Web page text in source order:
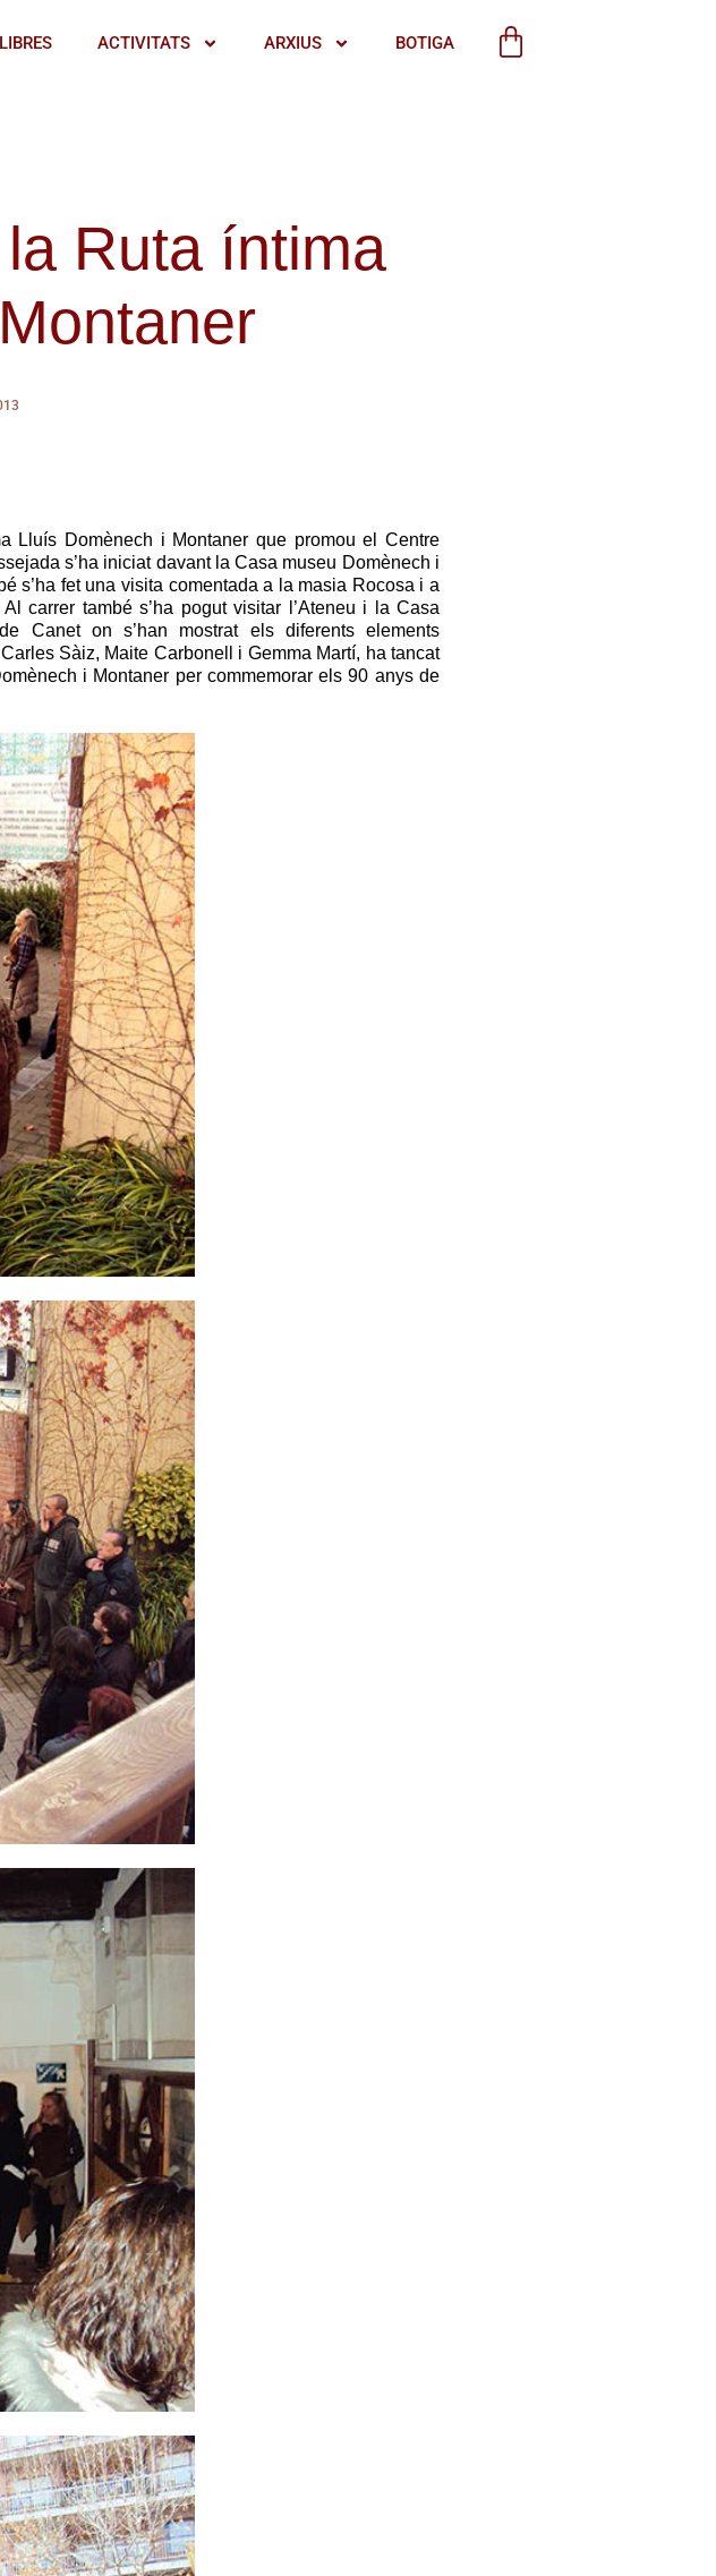
ACTIVITATS ARXIUS BOTIGA
Ruta íntima
Lluís Domènech i Montaner que promou el Centre
s’ha iniciat davant la Casa museu Domènech i
s’ha fet una visita comentada a la masia Rocosa i a
carrer també s’ha pogut visitar l’Ateneu i la Casa
Canet on s’han mostrat els diferents elements
Sàiz, Maite Carbonell i Gemma Martí, ha tancat
i Montaner per commemorar els 90 anys de